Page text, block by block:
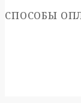
СПОСОБЫ